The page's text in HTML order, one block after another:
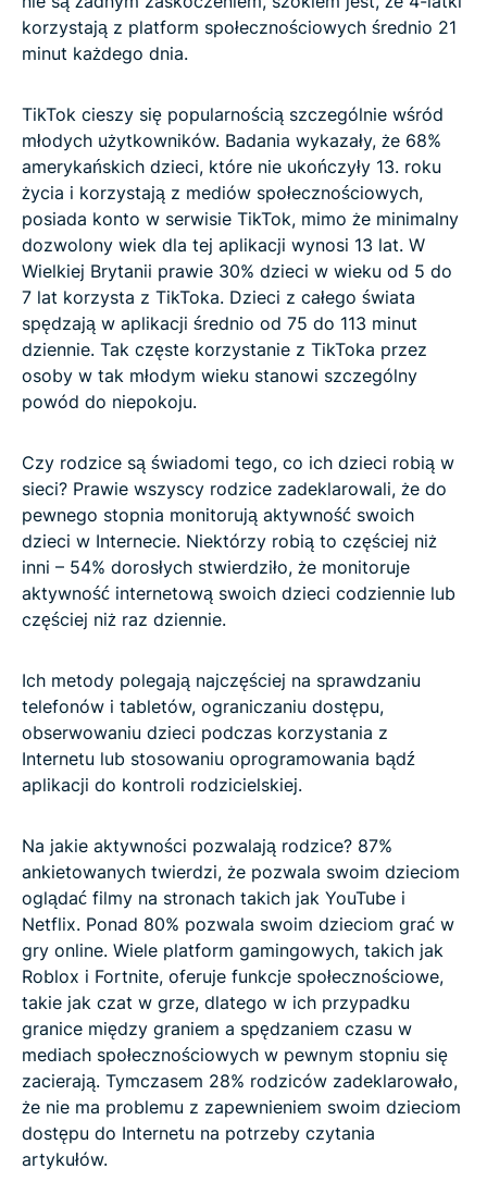
korzystają z platform społecznościowych średnio 21
minut każdego dnia.
TikTok cieszy się popularnością szczególnie wśród
młodych użytkowników. Badania wykazały, że 68%
amerykańskich dzieci, które nie ukończyły 13. roku
życia i korzystają z mediów społecznościowych,
posiada konto w serwisie TikTok, mimo że minimalny
dozwolony wiek dla tej aplikacji wynosi 13 lat. W
Wielkiej Brytanii prawie 30% dzieci w wieku od 5 do
7 lat korzysta z TikToka. Dzieci z całego świata
spędzają w aplikacji średnio od 75 do 113 minut
dziennie. Tak częste korzystanie z TikToka przez
osoby w tak młodym wieku stanowi szczególny
powód do niepokoju.
Czy rodzice są świadomi tego, co ich dzieci robią w
sieci? Prawie wszyscy rodzice zadeklarowali, że do
pewnego stopnia monitorują aktywność swoich
dzieci w Internecie. Niektórzy robią to częściej niż
inni – 54% dorosłych stwierdziło, że monitoruje
aktywność internetową swoich dzieci codziennie lub
częściej niż raz dziennie.
Ich metody polegają najczęściej na sprawdzaniu
telefonów i tabletów, ograniczaniu dostępu,
obserwowaniu dzieci podczas korzystania z
Internetu lub stosowaniu oprogramowania bądź
aplikacji do kontroli rodzicielskiej.
Na jakie aktywności pozwalają rodzice? 87%
ankietowanych twierdzi, że pozwala swoim dzieciom
oglądać filmy na stronach takich jak YouTube i
Netflix. Ponad 80% pozwala swoim dzieciom grać w
gry online. Wiele platform gamingowych, takich jak
Roblox i Fortnite, oferuje funkcje społecznościowe,
takie jak czat w grze, dlatego w ich przypadku
granice między graniem a spędzaniem czasu w
mediach społecznościowych w pewnym stopniu się
zacierają. Tymczasem 28% rodziców zadeklarowało,
że nie ma problemu z zapewnieniem swoim dzieciom
dostępu do Internetu na potrzeby czytania
artykułów.